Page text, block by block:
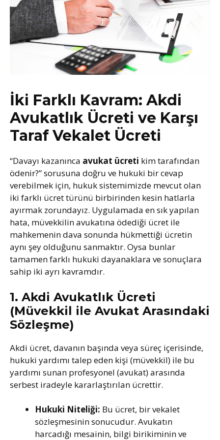
İki Farklı Kavram: Akdi
Avukatlık Ücreti ve Karşı
Taraf Vekalet Ücreti
“Davayı kazanınca avukat ücreti kim tarafından
ödenir?” sorusuna doğru ve hukuki bir cevap
verebilmek için, hukuk sistemimizde mevcut olan
iki farklı ücret türünü birbirinden kesin hatlarla
ayırmak zorundayız. Uygulamada en sık yapılan
hata, müvekkilin avukatına ödediği ücret ile
mahkemenin dava sonunda hükmettiği ücretin
aynı şey olduğunu sanmaktır. Oysa bunlar
tamamen farklı hukuki dayanaklara ve sonuçlara
sahip iki ayrı kavramdır.
1. Akdi Avukatlık Ücreti
(Müvekkil ile Avukat Arasındaki
Sözleşme)
Akdi ücret, davanın başında veya süreç içerisinde,
hukuki yardımı talep eden kişi (müvekkil) ile bu
yardımı sunan profesyonel (avukat) arasında
serbest iradeyle kararlaştırılan ücrettir.
Hukuki Niteliği: Bu ücret, bir vekalet
sözleşmesinin sonucudur. Avukatın
harcadığı mesainin, bilgi birikiminin ve